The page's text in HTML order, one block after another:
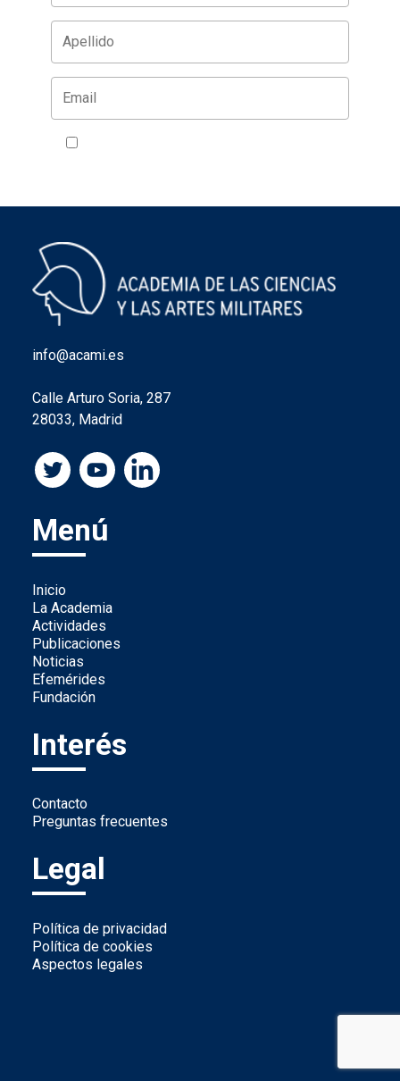
info@acami.es
Calle Arturo Soria, 287
28033, Madrid
Menú
Inicio
La Academia
Actividades
Publicaciones
Noticias
Efemérides
Fundación
Interés
Contacto
Preguntas frecuentes
Legal
Política de privacidad
Política de cookies
Aspectos legales